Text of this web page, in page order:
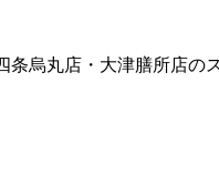
烏丸店・大津膳所店の